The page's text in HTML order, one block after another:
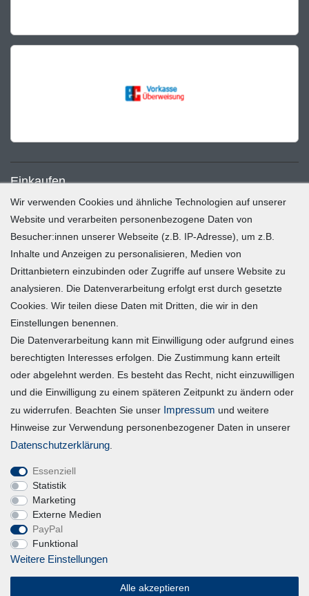
Einkaufen
Zahlung und Versand
Widerrufsrecht
Warenkorb
Zur Kasse
Mein Konto
Registrieren
Login
Vertrag widerrufen
Unternehmen
Blog
Datenschutzerklärung
Erklärung zur Barrierefreiheit
AGB
Impressum
Wir verwenden Cookies und ähnliche Technologien auf unserer
Website und verarbeiten personenbezogene Daten von
Besucher:innen unserer Webseite (z.B. IP-Adresse), um z.B.
Inhalte und Anzeigen zu personalisieren, Medien von
Drittanbietern einzubinden oder Zugriffe auf unsere Website zu
analysieren. Die Datenverarbeitung erfolgt erst durch gesetzte
Cookies. Wir teilen diese Daten mit Dritten, die wir in den
Einstellungen benennen.
Die Datenverarbeitung kann mit Einwilligung oder aufgrund eines
berechtigten Interesses erfolgen. Die Zustimmung kann erteilt
oder abgelehnt werden. Es besteht das Recht, nicht einzuwilligen
und die Einwilligung zu einem späteren Zeitpunkt zu ändern oder
zu widerrufen. Beachten Sie unser Impressum und weitere
Hinweise zur Verwendung personenbezogener Daten in unserer
Daten­schutz­erklärung
Essenziell
Statistik
Marketing
Externe Medien
PayPal
Funktional
Weitere Einstellungen
Alle akzeptieren